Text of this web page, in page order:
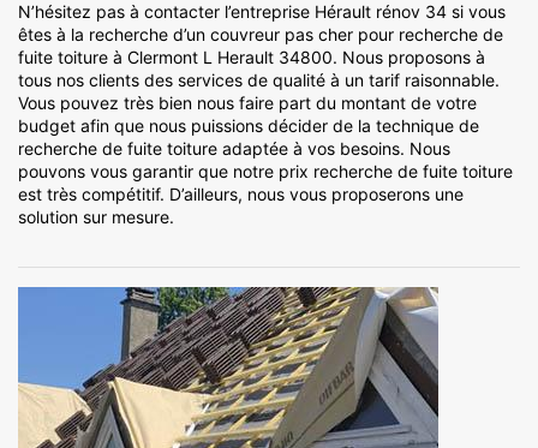
N’hésitez pas à contacter l’entreprise Hérault rénov 34 si vous
êtes à la recherche d’un couvreur pas cher pour recherche de
fuite toiture à Clermont L Herault 34800. Nous proposons à
tous nos clients des services de qualité à un tarif raisonnable.
Vous pouvez très bien nous faire part du montant de votre
budget afin que nous puissions décider de la technique de
recherche de fuite toiture adaptée à vos besoins. Nous
pouvons vous garantir que notre prix recherche de fuite toiture
est très compétitif. D’ailleurs, nous vous proposerons une
solution sur mesure.